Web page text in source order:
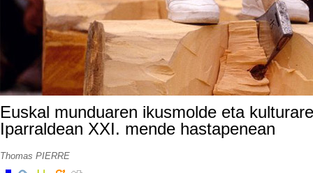
Euskal munduaren ikusmolde eta
Iparraldean XXI. mende hastapenean
Thomas PIERRE